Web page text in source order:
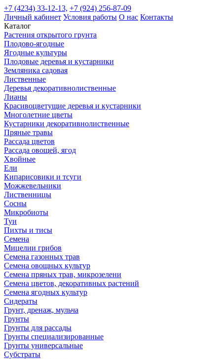
+7 (4234) 33-12-13, +7 (924) 256-87-09
Личный кабинет Условия работы О нас Контакты
Каталог
Растения открытого грунта
Плодово-ягодные
Ягодные культуры
Плодовые деревья и кустарники
Земляника садовая
Лиственные
Деревья декоративнолиственные
Лианы
Красивоцветущие деревья и кустарники
Многолетние цветы
Кустарники декоративнолиственные
Пряные травы
Рассада цветов
Рассада овощей, ягод
Хвойные
Ели
Кипарисовики и тсуги
Можжевельники
Лиственницы
Сосны
Микробиоты
Туи
Пихты и тисы
Семена
Мицелии грибов
Семена газонных трав
Семена овощных культур
Семена пряных трав, микрозелени
Семена цветов, декоративных растений
Семена ягодных культур
Сидераты
Грунт, дренаж, мульча
Грунты
Грунты для рассады
Грунты специализированные
Грунты универсальные
Субстраты